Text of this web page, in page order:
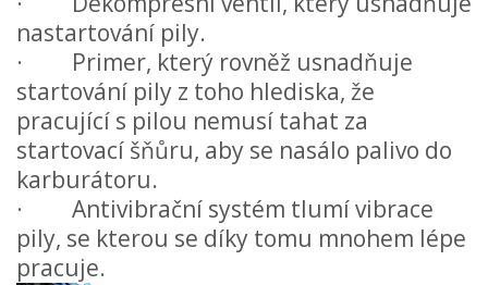
nastartování pily.
· Primer, který rovněž usnadňuje
startování pily z toho hlediska, že
pracující s pilou nemusí tahat za
startovací šňůru, aby se nasálo palivo do
karburátoru.
· Antivibrační systém tlumí vibrace
pily, se kterou se díky tomu mnohem lépe
pracuje.